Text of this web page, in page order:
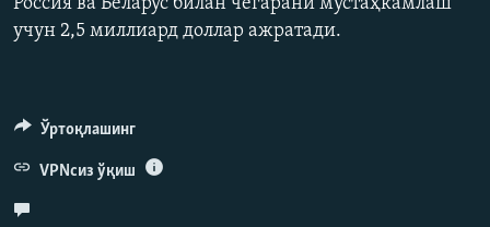
Россия ва Беларус билан чегарани мустаҳкамлаш
учун 2,5 миллиард доллар ажратади.
Ўртоқлашинг
VPNсиз ўқиш